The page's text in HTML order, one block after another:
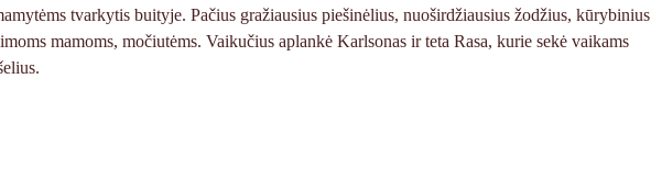
tvarkytis buityje. Pačius gražiausius piešinėlius, nuoširdžiausius žodžius, kūrybinius
mamoms, močiutėms. Vaikučius aplankė Karlsonas ir teta Rasa, kurie sekė vaikams